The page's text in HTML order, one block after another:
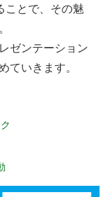
ことで、その魅
ゼンテーション
ていきます。